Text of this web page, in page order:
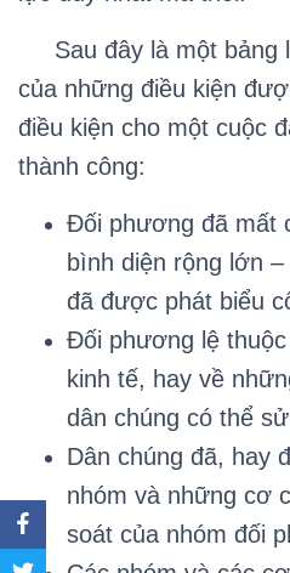
Sau đây là một bảng
của những điều kiện
điều kiện cho một cuộc
thành công:
Đối phương đã mất
bình diện rộng lớn
đã được phát biểu
Đối phương lệ
kinh tế, hay về
dân chúng có thể
Dân chúng đã, hay
nhóm và những cơ
soát của nhóm đối